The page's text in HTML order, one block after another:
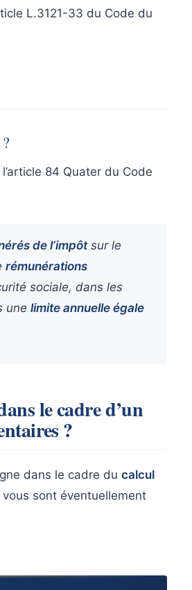
L.3121-33 du Code du
84 Quater du Code
de l’impôtsur le
rémunérations
sociale, dans les
une limite annuelle égale
le cadre d’un
?
dans le cadre du calcul
vous sont éventuellement